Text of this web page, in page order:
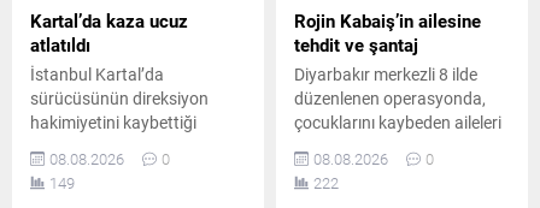
Kartal’da kaza ucuz
atlatıldı
İstanbul Kartal’da
sürücüsünün direksiyon
hakimiyetini kaybettiği
otomobilin park halindeki üç
araca çarpmasıyla meydana
gelen kazada iki kişi
08.08.2026
0
149
Rojin Kabaiş’in ailesine
tehdit ve şantaj
Diyarbakır merkezli 8 ilde
düzenlenen operasyonda,
çocuklarını kaybeden aileleri
tehdit ve şantajla hedef
aldığı belirlenen 10 şüpheli
yakalandı. Şüphelilerden 2’si
08.08.2026
0
222